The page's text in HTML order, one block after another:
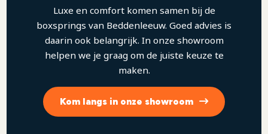
Luxe en comfort komen samen bij de
boxsprings van Beddenleeuw. Goed advies is
daarin ook belangrijk. In onze showroom
helpen we je graag om de juiste keuze te
maken.
Kom langs in onze showroom